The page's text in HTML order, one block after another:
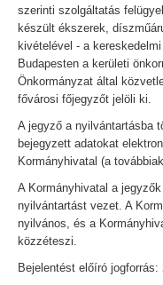
szerinti szolgáltatás
készült ékszerek,
kivételével - a
Budapesten a kerületi
Önkormányzat által
fővárosi főjegyzőt jelöli ki.
A jegyző a nyilvántartásba
bejegyzett adatokat
Kormányhivatal (a
A Kormányhivatal a
nyilvántartást vezet. A
nyilvános, és a
közzéteszi.
Bejelentést előíró